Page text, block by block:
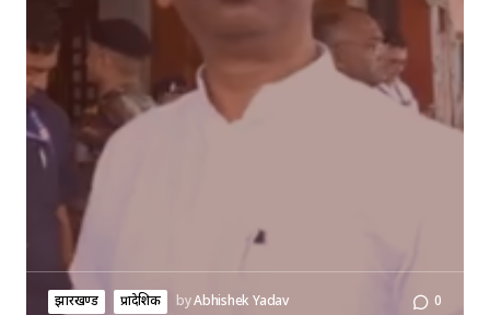
झारखण्ड प्रादेशिक byAbhishek Yadav 0